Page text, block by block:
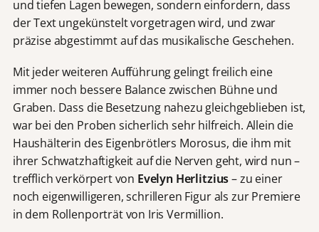
und tiefen Lagen bewegen, sondern einfordern, dass
der Text ungekünstelt vorgetragen wird, und zwar
präzise abgestimmt auf das musikalische Geschehen.
Mit jeder weiteren Aufführung gelingt freilich eine
immer noch bessere Balance zwischen Bühne und
Graben. Dass die Besetzung nahezu gleichgeblieben ist,
war bei den Proben sicherlich sehr hilfreich. Allein die
Haushälterin des Eigenbrötlers Morosus, die ihm mit
ihrer Schwatzhaftigkeit auf die Nerven geht, wird nun –
trefflich verkörpert von Evelyn Herlitzius– zu einer
noch eigenwilligeren, schrilleren Figur als zur Premiere
in dem Rollenporträt von Iris Vermillion.